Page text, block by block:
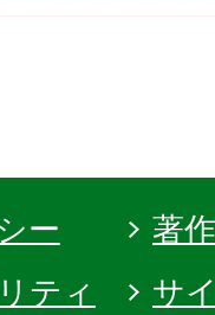
ー
著
ティ
サ